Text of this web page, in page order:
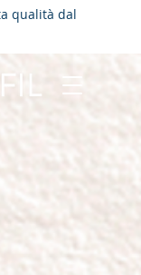
qualità dal